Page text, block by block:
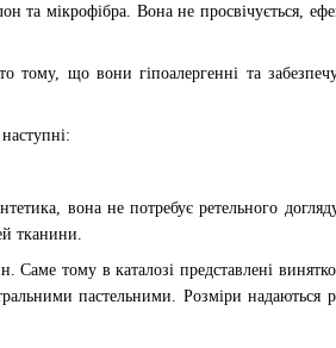
мікрофібра. Вона не просвічується,
що вони гіпоалергенні та
вона не потребує ретельного
тканини.
Саме тому в каталозі представлені
пастельними. Розміри надаються